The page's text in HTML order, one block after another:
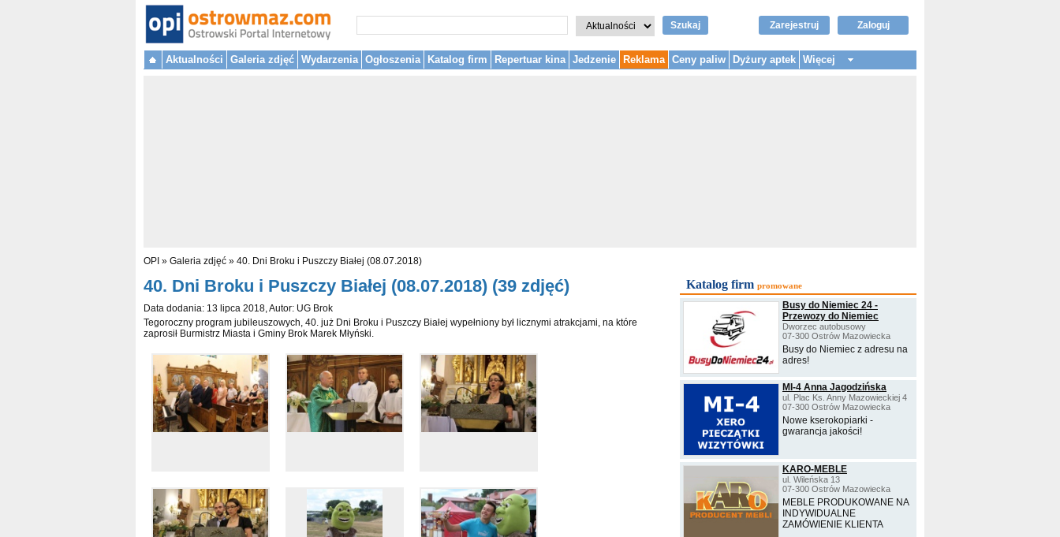
Szukaj Zaloguj
Zarejestruj
Aktualności Galeria zdjęć Wydarzenia Ogłoszenia Katalog firm Repertuar kina Jedzenie Reklama Ceny paliw Dyżury aptek Więcej
OPI » Galeria zdjęć » 40. Dni Broku i Puszczy Białej (08.07.2018)
40. Dni Broku i Puszczy Białej (08.07.2018) (39 zdjęć)
Data dodania: 13 lipca 2018, Autor: UG Brok
Tegoroczny program jubileuszowych, 40. już Dni Broku i Puszczy Białej wypełniony był licznymi atrakcjami, na które
zaprosił Burmistrz Miasta i Gminy Brok Marek Młyński.
Katalog firm promowane
Busy do Niemiec 24 -
Przewozy do Niemiec
Dworzec autobusowy
07-300 Ostrów Mazowiecka
Busy do Niemiec z adresu na
adres!
MI-4 Anna Jagodzińska
ul. Plac Ks. Anny Mazowieckiej 4
07-300 Ostrów Mazowiecka
Nowe kserokopiarki -
gwarancja jakości!
KARO-MEBLE
ul. Wileńska 13
07-300 Ostrów Mazowiecka
MEBLE PRODUKOWANE NA
INDYWIDUALNE
ZAMÓWIENIE KLIENTA